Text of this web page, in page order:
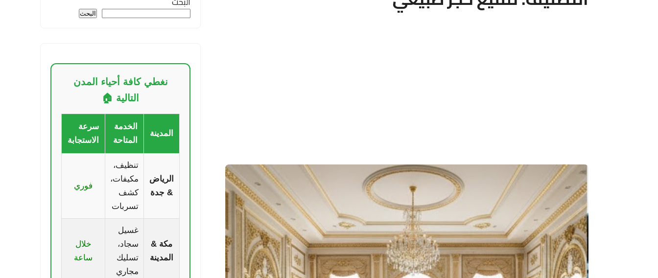
البحث
نغطي كافة أحياء المدن
التالية 🏠
المدينة
الخدمة
المتاحة
سرعة
الاستجابة
الرياض
& جدة
تنظيف،
مكيفات،
كشف
تسربات
فوري
مكة &
المدينة
غسيل
سجاد،
تسليك
مجاري
خلال
ساعة